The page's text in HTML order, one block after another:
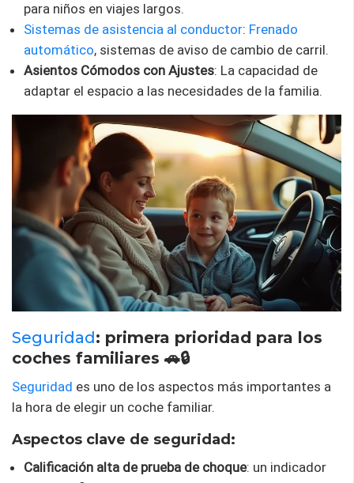
para niños en viajes largos.
Sistemas de asistencia al conductor: Frenado
automático, sistemas de aviso de cambio de carril.
Asientos Cómodos con Ajustes: La capacidad de
adaptar el espacio a las necesidades de la familia.
Seguridad: primera prioridad para los
coches familiares 🚗🔒
Seguridad es uno de los aspectos más importantes a
la hora de elegir un coche familiar.
Aspectos clave de seguridad:
Calificación alta de prueba de choque: un indicador